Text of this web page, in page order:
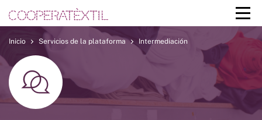
Inicio Servicios de la plataforma Intermediación